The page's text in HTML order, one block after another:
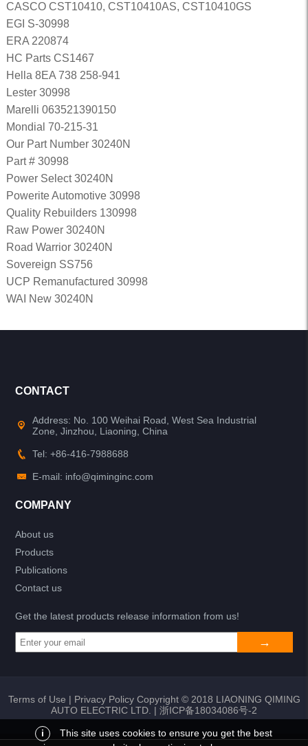
CASCO CST10410, CST10410AS, CST10410GS
EGI S-30998
ERA 220874
HC Parts CS1467
Hella 8EA 738 258-941
Lester 30998
Marelli 063521390150
Mondial 70-215-31
Our Part Number 30240N
Part # 30998
Power Select 30240N
Powerite Automotive 30998
Quality Rebuilders 130998
Raw Power 30240N
Road Warrior 30240N
Sovereign SS756
UCP Remanufactured 30998
WAI New 30240N
CONTACT
Address: No. 100 Weihai Road, West Sea Industrial
Zone, Jinzhou, Liaoning, China
Tel: +86-416-7988688
E-mail: info@qiminginc.com
COMPANY
About us
Products
Publications
Contact us
Get the latest products release information from us!
Terms of Use | Privacy PolicyCopyright © 2018 LIAONING QIMING
AUTO ELECTRIC LTD. | 浙ICP备18034086号-2
i
This site uses cookies to ensure you get the best